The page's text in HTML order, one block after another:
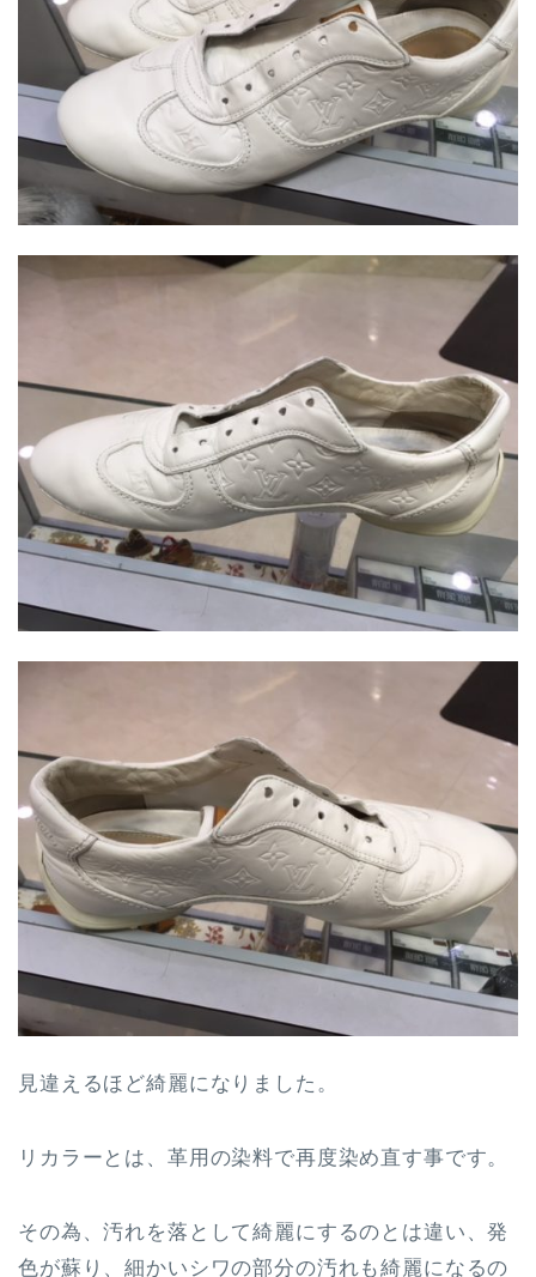
見違えるほど綺麗になりました。
リカラーとは、革用の染料で再度染め直す事です。
その為、汚れを落として綺麗にするのとは違い、発
色が蘇り、細かいシワの部分の汚れも綺麗になるの